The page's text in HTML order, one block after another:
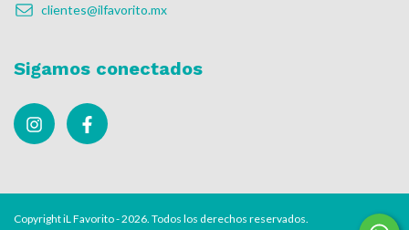
clientes@ilfavorito.mx
Sigamos conectados
Copyright iL Favorito - 2026. Todos los derechos reservados.